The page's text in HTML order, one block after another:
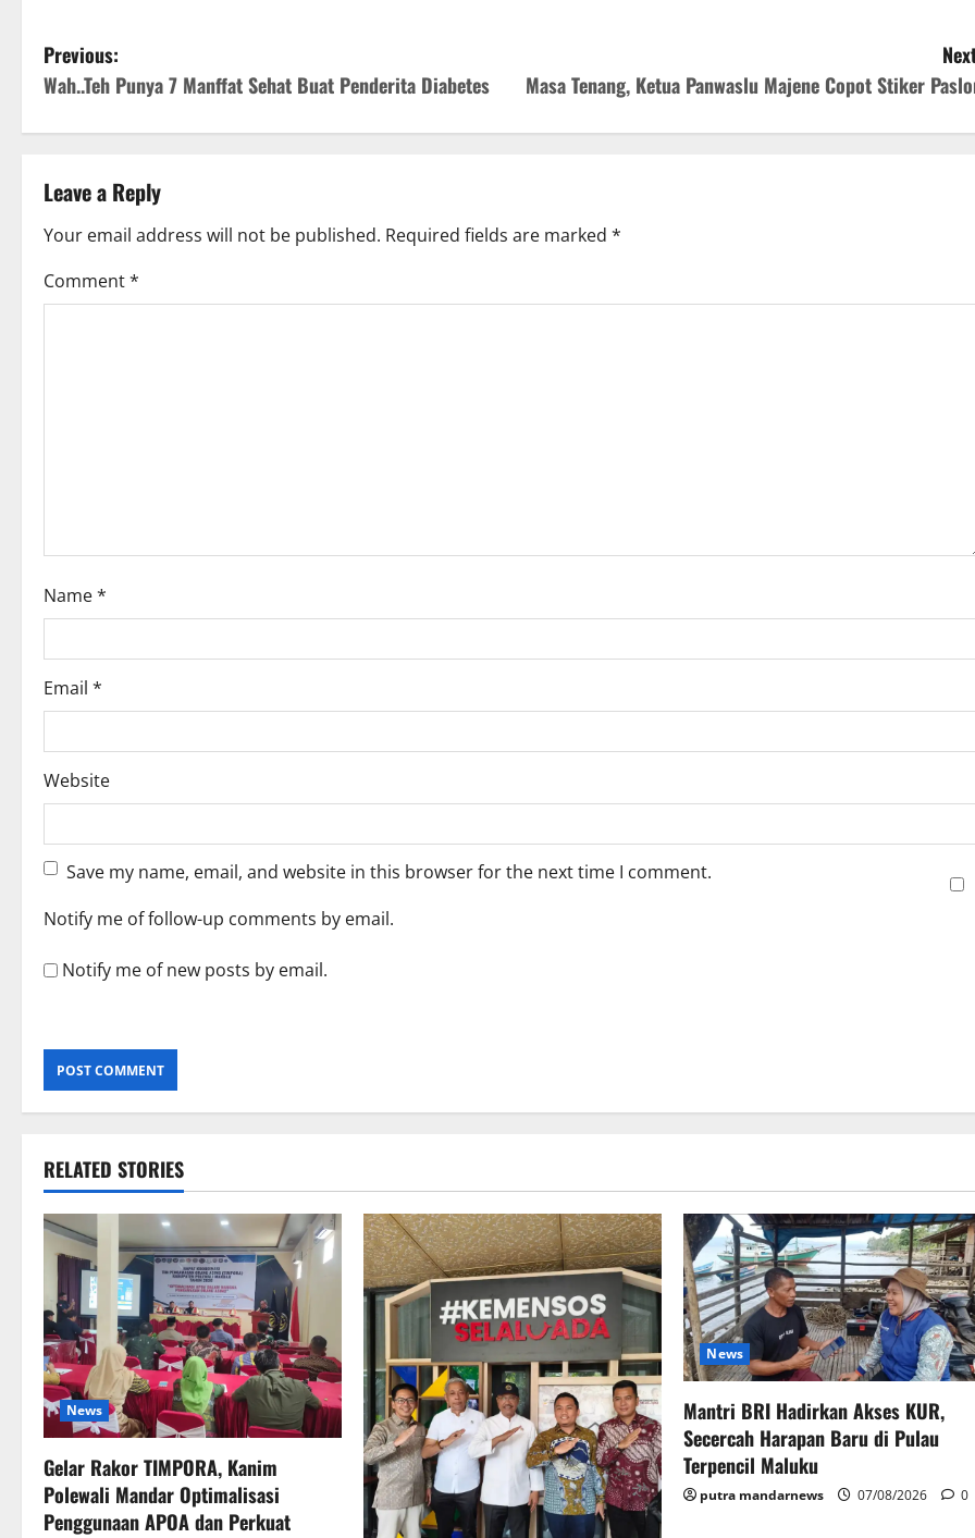
P
o
s
t
n
a
i
o
n
Previous:
Wah..Teh Punya 7 Manffat Sehat Buat Penderita Diabetes
Masa Tenang, Ketua Panwaslu Majene Copot Stiker
Leave a Reply
Your email address will not be published. Required fields are marked *
Comment*
Name*
Email *
Website
Save my name, email, and website in this browser for the next time I comment.
Notify me of follow-up comments by email.
Notify me of new posts by email.
RELATED STORIES
News
Gelar Rakor TIMPORA, Kanim
Polewali Mandar Optimalisasi
Penggunaan APOA dan Perkuat
News
Mantri BRI Hadirkan Akses KUR,
Secercah Harapan Baru di Pulau
Terpencil Maluku
putra mandarnews 07/08/2026 0